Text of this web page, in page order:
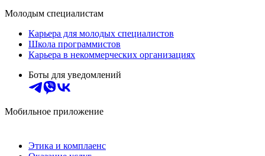
Молодым специалистам
Карьера для молодых специалистов
Школа программистов
Карьера в некоммерческих организациях
Боты для уведомлений
Мобильное приложение
Этика и комплаенс